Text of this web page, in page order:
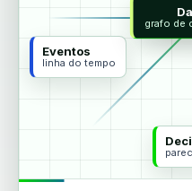
Eventos
linha do tempo
grafo de